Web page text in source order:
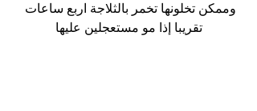
وممكن تخلونها تخمر بالثلاجة اربع ساعات
تقريبا إذا مو مستعجلين عليها